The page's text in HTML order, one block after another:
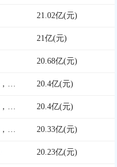
21.02亿(元)
21亿(元)
20.68亿(元)
， 1343***8811，0288***8866
20.4亿(元)
， 1350***1389，0236***7113
20.4亿(元)
， 1569***102920.33亿(元)
20.23亿(元)